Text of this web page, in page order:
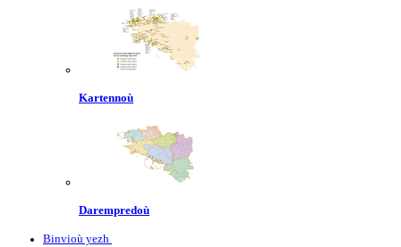
Kartennoù
Darempredoù
Binvioù yezh